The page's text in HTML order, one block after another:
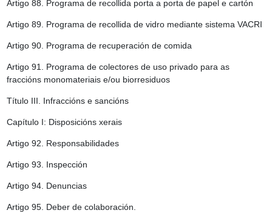
Artigo 88. Programa de recollida porta a porta de papel e cartón
Artigo 89. Programa de recollida de vidro mediante sistema VACRI
Artigo 90. Programa de recuperación de comida
Artigo 91. Programa de colectores de uso privado para as
fraccións monomateriais e/ou biorresiduos
Título III. Infraccións e sancións
Capítulo I: Disposicións xerais
Artigo 92. Responsabilidades
Artigo 93. Inspección
Artigo 94. Denuncias
Artigo 95. Deber de colaboración.